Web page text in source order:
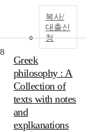
복사/
대출신
청
8
Greek
philosophy : A
Collection of
texts with notes
and
explkanations